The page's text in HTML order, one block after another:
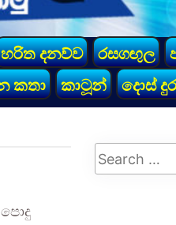
හරිත දනව්ව රසගඟුල
කතා කාටූන් දොස්